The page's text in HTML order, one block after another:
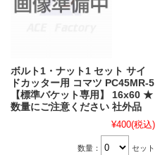
ボルト1・ナット1 セット サイ
ドカッター用 コマツ PC45MR-5
【標準バケット専用】 16x60 ★
数量にご注意ください 社外品
¥400(税込)
数量： セット